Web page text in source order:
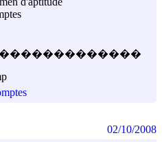
02/10/2008